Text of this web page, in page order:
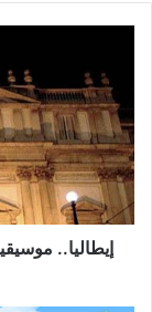
يعزفون
مقطوعة
شهيرة
تكريماً
للقطاع
الطبي
إيطاليا..